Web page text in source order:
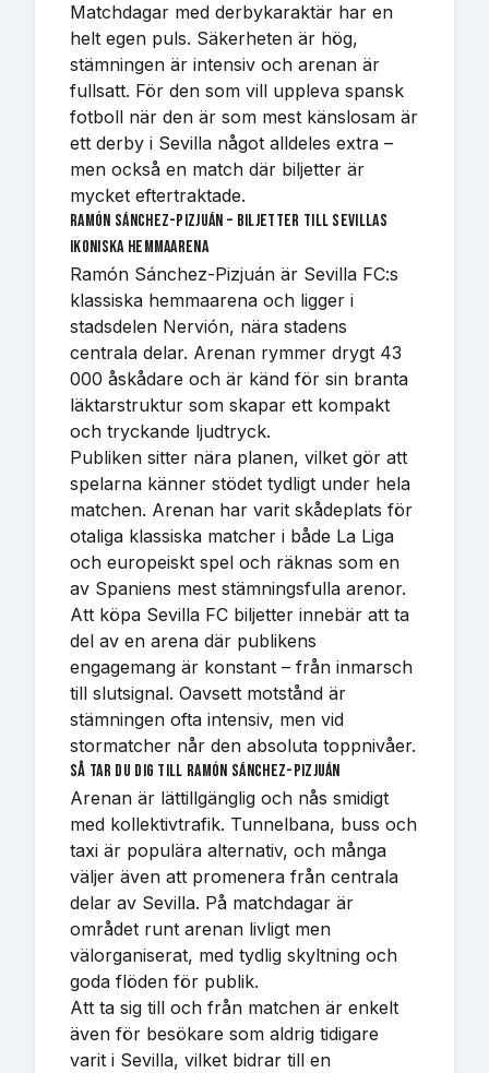
Matchdagar med derbykaraktär har en
helt egen puls. Säkerheten är hög,
stämningen är intensiv och arenan är
fullsatt. För den som vill uppleva spansk
fotboll när den är som mest känslosam är
ett derby i Sevilla något alldeles extra –
men också en match där biljetter är
mycket eftertraktade.
Ramón Sánchez-Pizjuán – biljetter till Sevillas
ikoniska hemmaarena
Ramón Sánchez-Pizjuán är Sevilla FC:s
klassiska hemmaarena och ligger i
stadsdelen Nervión, nära stadens
centrala delar. Arenan rymmer drygt 43
000 åskådare och är känd för sin branta
läktarstruktur som skapar ett kompakt
och tryckande ljudtryck.
Publiken sitter nära planen, vilket gör att
spelarna känner stödet tydligt under hela
matchen. Arenan har varit skådeplats för
otaliga klassiska matcher i både La Liga
och europeiskt spel och räknas som en
av Spaniens mest stämningsfulla arenor.
Att köpa Sevilla FC biljetter innebär att ta
del av en arena där publikens
engagemang är konstant – från inmarsch
till slutsignal. Oavsett motstånd är
stämningen ofta intensiv, men vid
stormatcher når den absoluta toppnivåer.
Så tar du dig till Ramón Sánchez-Pizjuán
Arenan är lättillgänglig och nås smidigt
med kollektivtrafik. Tunnelbana, buss och
taxi är populära alternativ, och många
väljer även att promenera från centrala
delar av Sevilla. På matchdagar är
området runt arenan livligt men
välorganiserat, med tydlig skyltning och
goda flöden för publik.
Att ta sig till och från matchen är enkelt
även för besökare som aldrig tidigare
varit i Sevilla, vilket bidrar till en